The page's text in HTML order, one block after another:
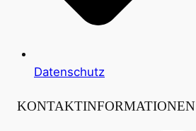
Datenschutz
KONTAKTINFORMATIONEN